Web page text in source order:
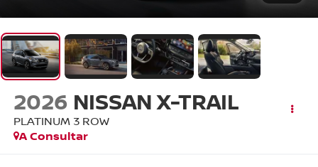
2026 NISSAN X-TRAIL
PLATINUM 3 ROW
A Consultar